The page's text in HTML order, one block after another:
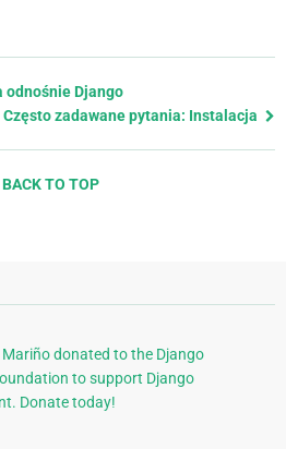
odnośnie Django
Często zadawane pytania: Instalacja
BACK TO TOP
Mariño donated to the Django
to support Django
Donate today!